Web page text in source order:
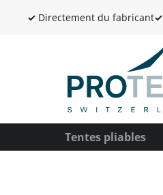
✓ Directement du fabricant✓
Tentes pliables